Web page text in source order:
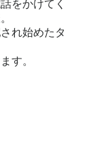
をかけてく
れ始めたタ
す。